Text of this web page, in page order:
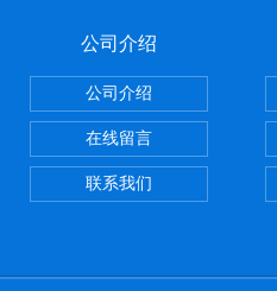
公司介绍
公司介绍
在线留言
联系我们